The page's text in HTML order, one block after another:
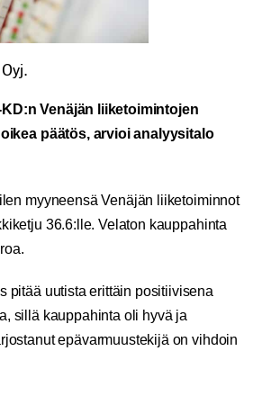
Venäjän liiketoimintojen
päätös, arvioi analyysitalo
myyneensä Venäjän liiketoiminnot
36.6:lle. Velaton kauppahinta
pitää uutista erittäin positiivisena
sillä kauppahinta oli hyvä ja
epävarmuustekijä on vihdoin